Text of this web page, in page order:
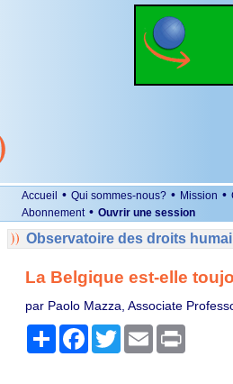
Accueil • Qui sommes-nous? • Mission •
Abonnement • Ouvrir une session
Observatoire des droits
La Belgique est-elle
par Paolo Mazza, Associate
PartagerFacebook
TwitterEmail Print